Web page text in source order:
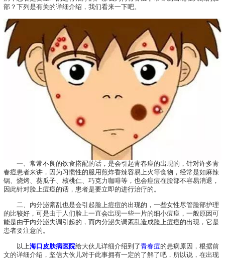
部？下列是有关的详细介绍，我们看来一下吧。
一、常常不良的饮食搭配的话，是会引起青春痘的出现的，针对许多青
春痘患者来讲，因为习惯性的服用煎炸香辣容易上火等食物，经常是如麻辣
锅、烧烤、葵瓜子、核桃仁、巧克力咖啡等，也会痘痘在脸部不容易消退，
因此针对脸上痘痘的话，患者是要立即的进行治疗的。
二、内分泌紊乱也是会引起脸上痘痘的出现的，一些女性尽管脸部护理
的比较好，可是由于人们脸上一直会出现一些一片的细小痘痘，一般原因可
能是由于内分泌失调引起的，而内分泌失调紊乱造成脸上痘痘的出现，它是
患者要注意的。
以上海口皮肤病医院给大伙儿详细介绍到了青春痘的患病原因，根据前
文的详细介绍，坚信大伙儿对于此事拥有一定的了解了吧，所以说，在出现